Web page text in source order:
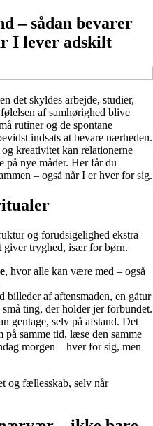
– sådan bevarer
I lever adskilt
det skyldes arbejde, studier,
af samhørighed blive
rutiner og de spontane
indsats at bevare nærheden.
kreativitet kan relationerne
på nye måder. Her får du
– også når I er hver for sig.
og forudsigelighed ekstra
giver tryghed, især for børn.
, hvor alle kan være med – også
billeder af aftensmaden, en gåtur
ting, der holder jer forbundet.
gentage, selv på afstand. Det
samme tid, læse den samme
morgen – hver for sig, men
og fællesskab, selv når